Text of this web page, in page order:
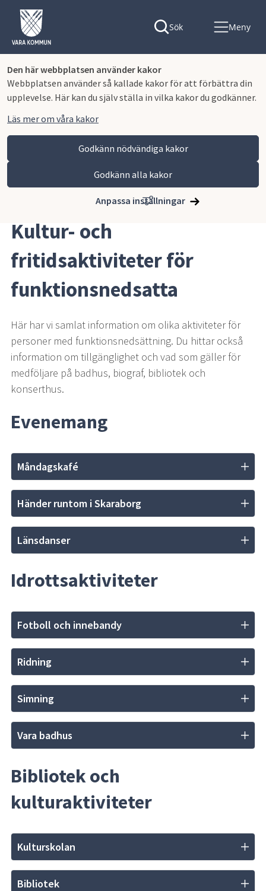
Den här webbplatsen använder kakor
Webbplatsen använder så kallade kakor för att förbättra din
upplevelse. Här kan du själv ställa in vilka kakor du godkänner.
Läs mer om våra kakor
Godkänn nödvändiga kakor
Godkänn alla kakor
Anpassa inställningar
Sök Meny
Vara kommun Uppleva och göra
Fritid och friluftsliv
Kultur- och fritidsaktiviteter för funktionsnedsatta
Kultur- och
fritidsaktiviteter för
funktionsnedsatta
Här har vi samlat information om olika aktiviteter för
personer med funktionsnedsättning. Du hittar också
information om tillgänglighet och vad som gäller för
medföljare på badhus, biograf, bibliotek och
konserthus.
Evenemang
Måndagskafé
Händer runtom i Skaraborg
Länsdanser
Idrottsaktiviteter
Fotboll och innebandy
Ridning
Simning
Vara badhus
Bibliotek och
kulturaktiviteter
Kulturskolan
Bibliotek